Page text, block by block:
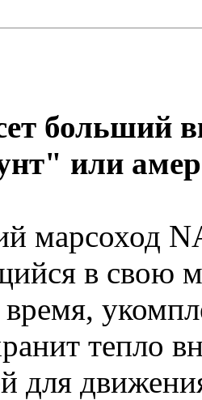
больший
или
марсоход
в свою
тепло
для